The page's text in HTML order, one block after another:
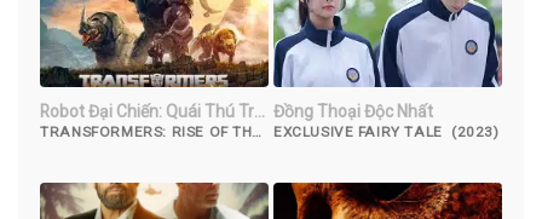
Robot Đại Chiến: Quái Thú Trỗi
Dậy
TRANSFORMERS: RISE OF THE
Đồng Thoại Độc Nhất
EXCLUSIVE FAIRY TALE (2023)